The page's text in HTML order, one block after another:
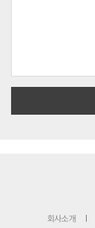
회사소개